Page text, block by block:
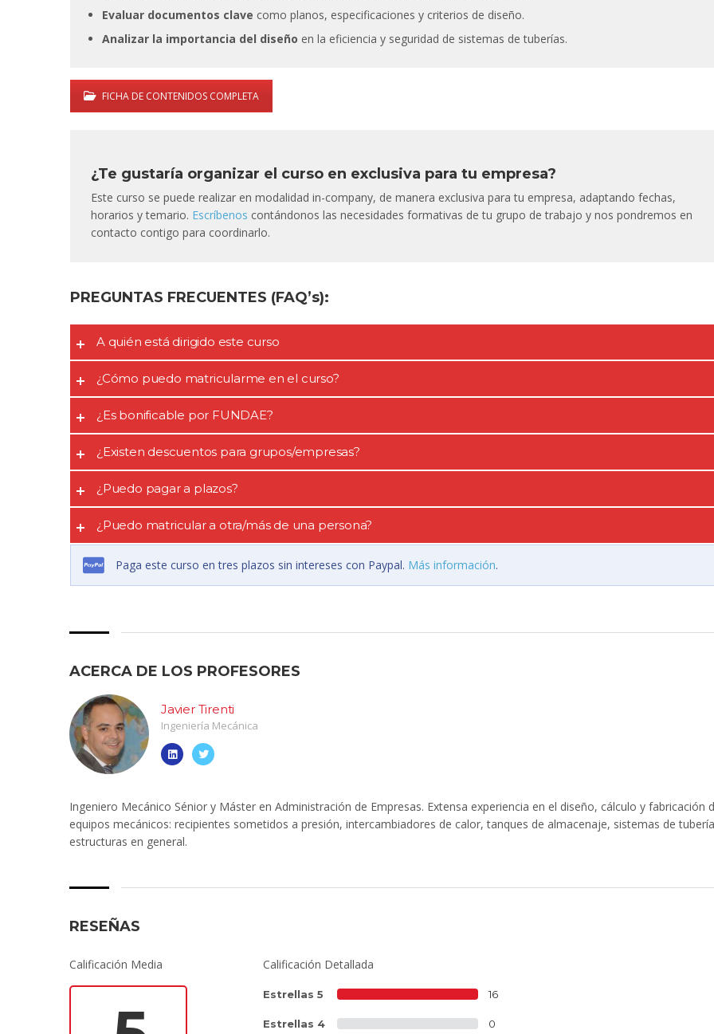
Evaluar documentos clave como planos, especificaciones y criterios de diseño.
Analizar la importancia del diseño en la eficiencia y seguridad de sistemas de tuberías.
FICHA DE CONTENIDOS COMPLETA
¿Te gustaría organizar el curso en exclusiva para tu empresa?
Este curso se puede realizar en modalidad in-company, de manera exclusiva para tu empresa, adaptando fechas,
horarios y temario. Escríbenos contándonos las necesidades formativas de tu grupo de trabajo y nos pondremos en
contacto contigo para coordinarlo.
PREGUNTAS FRECUENTES (FAQ’s):
A quién está dirigido este curso
¿Cómo puedo matricularme en el curso?
¿Es bonificable por FUNDAE?
¿Existen descuentos para grupos/empresas?
¿Puedo pagar a plazos?
¿Puedo matricular a otra/más de una persona?
Paga este curso en tres plazos sin intereses con Paypal. Más información.
ACERCA DE LOS PROFESORES
Javier Tirenti
Ingeniería Mecánica
Ingeniero Mecánico Sénior y Máster en Administración de Empresas. Extensa experiencia en el diseño, cálculo y fabricación
equipos mecánicos: recipientes sometidos a presión, intercambiadores de calor, tanques de almacenaje, sistemas de
estructuras en general.
RESEÑAS
Calificación Media Calificación Detallada
Estrellas 5 16
Estrellas 4 0